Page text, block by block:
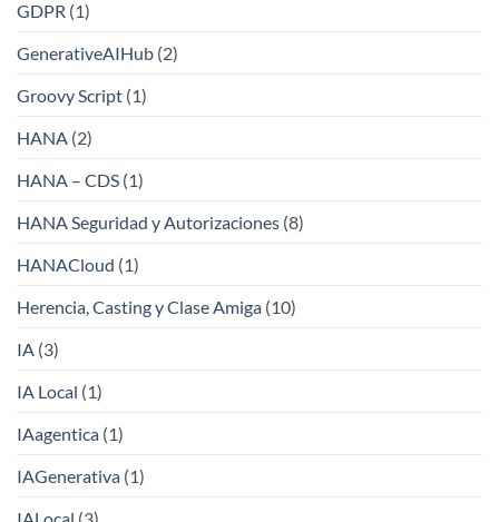
GDPR (1)
GenerativeAIHub (2)
Groovy Script (1)
HANA (2)
HANA – CDS (1)
HANA Seguridad y Autorizaciones (8)
HANACloud (1)
Herencia, Casting y Clase Amiga (10)
IA (3)
IA Local (1)
IAagentica (1)
IAGenerativa (1)
IALocal (3)